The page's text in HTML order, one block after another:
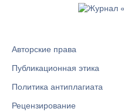
Авторские права
Публикационная этика
Политика антиплагиата
Рецензирование